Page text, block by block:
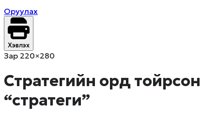
Оруулах
Хэвлэх
Зар 220×280
Стратегийн орд тойрсон
“стратеги”